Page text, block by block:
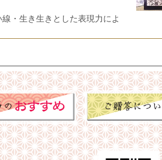
・生き生きとした表現力によ